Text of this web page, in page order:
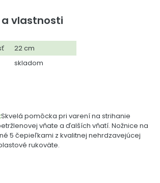
vlastnosti
22 cm
skladom
Skvelá pomôcka pri varení na strihanie
vňate a ďalších vňatí. Nožnice na
5 čepieľkami z kvalitnej nehrdzavejúcej
rukoväte.